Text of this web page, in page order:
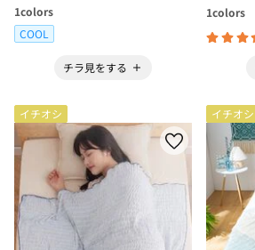
1colors
COOL
チラ見をする
1colors
イチオシ イチオシ